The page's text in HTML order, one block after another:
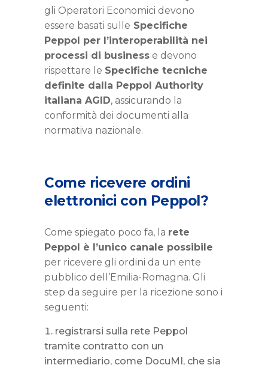
gli Operatori Economici devono
essere basati sulle Specifiche
Peppol per l’interoperabilità nei
processi di business e devono
rispettare le Specifiche tecniche
definite dalla Peppol Authority
italiana AGID, assicurando la
conformità dei documenti alla
normativa nazionale.
Come ricevere ordini
elettronici con Peppol?
Come spiegato poco fa, la rete
Peppol è l’unico canale possibile
per ricevere gli ordini da un ente
pubblico dell’Emilia-Romagna. Gli
step da seguire per la ricezione sono i
seguenti:
registrarsi sulla rete Peppol
tramite contratto con un
intermediario, come DocuMI, che sia